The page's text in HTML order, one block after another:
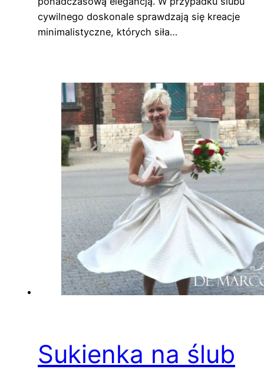
cywilnego doskonale sprawdzają się kreacje
minimalistyczne, których siła…
Sukienka na ślub